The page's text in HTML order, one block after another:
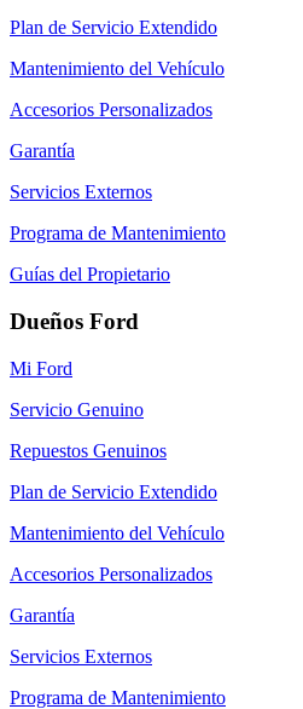
Plan de Servicio Extendido
Mantenimiento del Vehículo
Accesorios Personalizados
Garantía
Servicios Externos
Programa de Mantenimiento
Guías del Propietario
Dueños Ford
Mi Ford
Servicio Genuino
Repuestos Genuinos
Plan de Servicio Extendido
Mantenimiento del Vehículo
Accesorios Personalizados
Garantía
Servicios Externos
Programa de Mantenimiento